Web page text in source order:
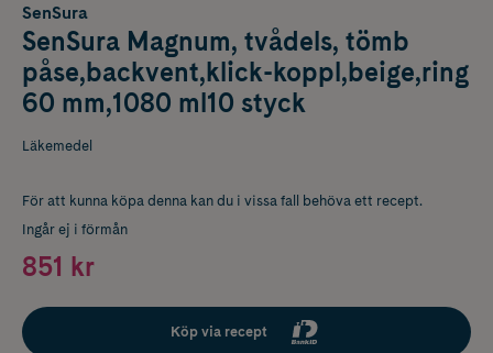
SenSura
SenSura Magnum, tvådels, tömb
påse,backvent,klick-koppl,beige,ring
60 mm,1080 ml10 styck
Läkemedel
För att kunna köpa denna kan du i vissa fall behöva ett recept.
Ingår ej i förmån
851 kr
Köp via recept